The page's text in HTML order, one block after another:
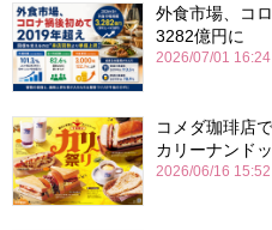
外食市場、コ
3282億円に
2026/07/01 16:24
コメダ珈琲店
カリーナンド
2026/06/16 15:52